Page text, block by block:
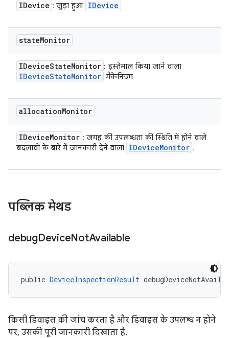
IDevice : जुड़ा हुआ IDevice
stateMonitor
IDeviceStateMonitor : इस्तेमाल किया जाने वाला
IDeviceStateMonitor मैकेनिज़्म
allocationMonitor
IDeviceMonitor : जगह की उपलब्धता की स्थिति में होने वाले
बदलावों के बारे में जानकारी देने वाला IDeviceMonitor .
पब्लिक मेथड
debugDeviceNotAvailable
public DeviceInspectionResult
किसी डिवाइस की जांच करता है और डिवाइस के उपलब्ध न होने
पर, उसकी पूरी जानकारी दिखाता है.